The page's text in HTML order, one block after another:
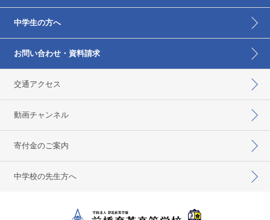
中学生の方へ
お問い合わせ・資料請求
交通アクセス
動画チャンネル
寄付金のご案内
中学校の先生方へ